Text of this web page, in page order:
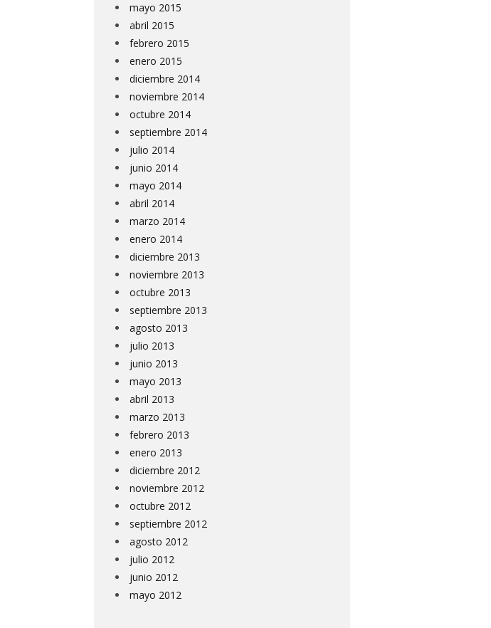
mayo 2015
abril 2015
febrero 2015
enero 2015
diciembre 2014
noviembre 2014
octubre 2014
septiembre 2014
julio 2014
junio 2014
mayo 2014
abril 2014
marzo 2014
enero 2014
diciembre 2013
noviembre 2013
octubre 2013
septiembre 2013
agosto 2013
julio 2013
junio 2013
mayo 2013
abril 2013
marzo 2013
febrero 2013
enero 2013
diciembre 2012
noviembre 2012
octubre 2012
septiembre 2012
agosto 2012
julio 2012
junio 2012
mayo 2012